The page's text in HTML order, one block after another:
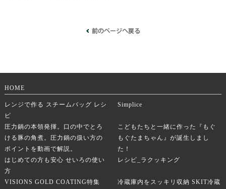
HOME
レンジで作る スチームバッグ レシ
ピ
Simplice
圧力鍋の本領発揮。口の中でとろ
ける豚の角煮。圧力鍋の扱い方の
ポイントを動画で解説。
こどもたちと一緒に作った『もぐ
もぐたまちゃん』が誕生しまし
た！
はじめての方も安心 せいろの使い
方
レシピ_ラクッキング
VISIONS GOLD COATING特集
冷蔵庫内をスッキリ収納 SKIT冷蔵